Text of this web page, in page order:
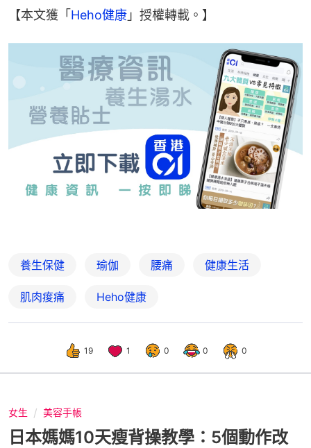
【本文獲「 Heho健康 」授權轉載。】
養生保健 瑜伽 腰痛 健康生活
肌肉痠痛 Heho健康
19 1 0 0 0
女生 美容手帳
日本媽媽10天瘦背操教學：5個動作改